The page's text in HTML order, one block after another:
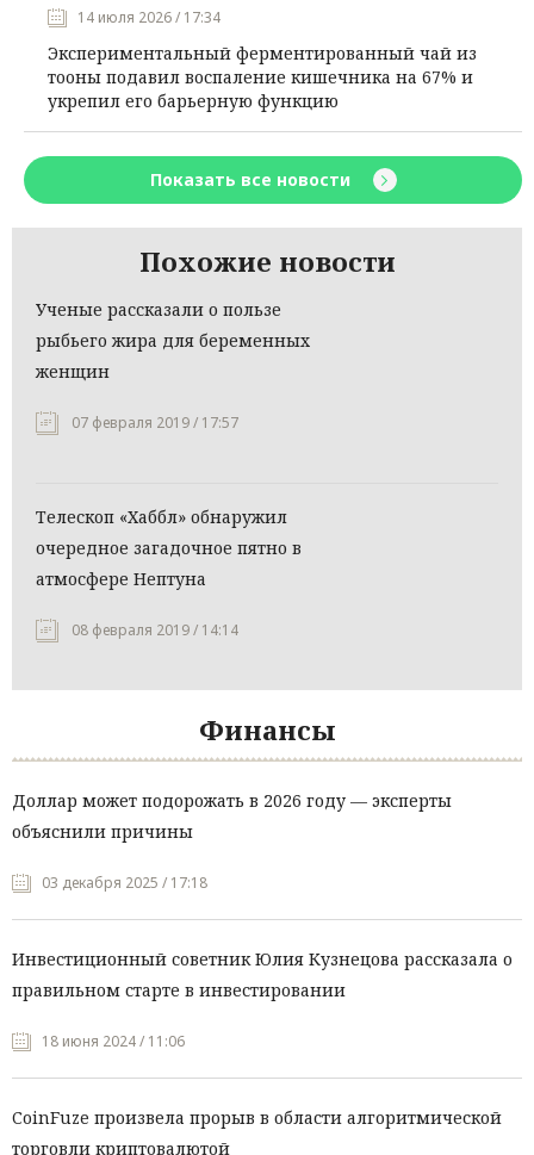
14 июля 2026 / 17:34
Экспериментальный ферментированный чай из
тооны подавил воспаление кишечника на 67% и
укрепил его барьерную функцию
Показать все новости
Похожие новости
Ученые рассказали о пользе
рыбьего жира для беременных
женщин
07 февраля 2019 / 17:57
Телескоп «Хаббл» обнаружил
очередное загадочное пятно в
атмосфере Нептуна
08 февраля 2019 / 14:14
Финансы
Доллар может подорожать в 2026 году — эксперты
объяснили причины
03 декабря 2025 / 17:18
Инвестиционный советник Юлия Кузнецова рассказала о
правильном старте в инвестировании
18 июня 2024 / 11:06
CoinFuze произвела прорыв в области алгоритмической
торговли криптовалютой